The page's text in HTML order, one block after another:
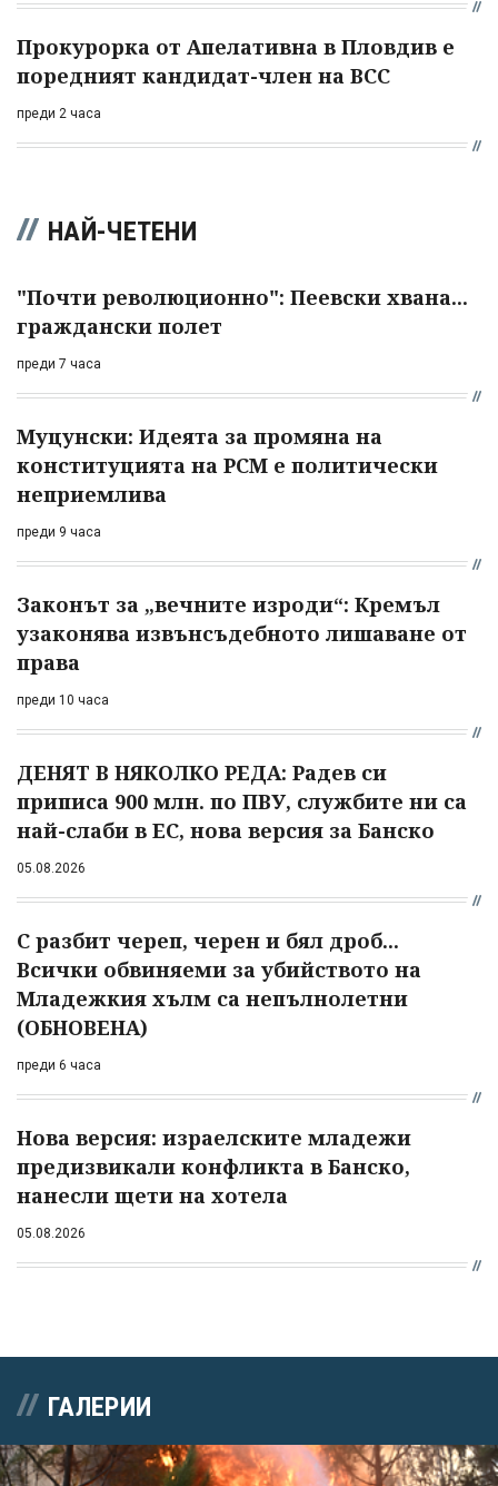
Прокурорка от Апелативна в Пловдив е
поредният кандидат-член на ВСС
преди 2 часа
НАЙ-ЧЕТЕНИ
"Почти революционно": Пеевски хвана...
граждански полет
преди 7 часа
Муцунски: Идеята за промяна на
конституцията на РСМ е политически
неприемлива
преди 9 часа
Законът за „вечните изроди“: Кремъл
узаконява извънсъдебното лишаване от
права
преди 10 часа
ДЕНЯТ В НЯКОЛКО РЕДА: Радев си
приписа 900 млн. по ПВУ, службите ни са
най-слаби в ЕС, нова версия за Банско
05.08.2026
С разбит череп, черен и бял дроб...
Всички обвиняеми за убийството на
Младежкия хълм са непълнолетни
(ОБНОВЕНА)
преди 6 часа
Нова версия: израелските младежи
предизвикали конфликта в Банско,
нанесли щети на хотела
05.08.2026
ГАЛЕРИИ